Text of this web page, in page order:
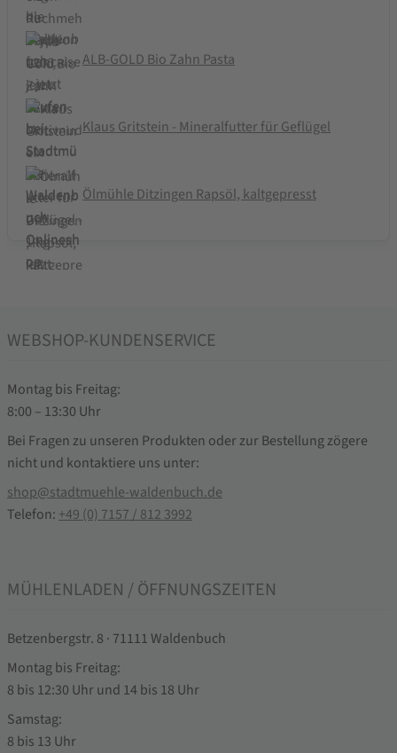
ALB-GOLD Bio Zahn Pasta
Klaus Gritstein - Mineralfutter für Geflügel
Ölmühle Ditzingen Rapsöl, kaltgepresst
WEBSHOP-KUNDENSERVICE
Montag bis Freitag:
8:00 – 13:30 Uhr
Bei Fragen zu unseren Produkten oder zur Bestellung zögere
nicht und kontaktiere uns unter:
shop@stadtmuehle-waldenbuch.de
Telefon: +49 (0) 7157 / 812 3992
MÜHLENLADEN / ÖFFNUNGSZEITEN
Betzenbergstr. 8 · 71111 Waldenbuch
Montag bis Freitag:
8 bis 12:30 Uhr und 14 bis 18 Uhr
Samstag:
8 bis 13 Uhr